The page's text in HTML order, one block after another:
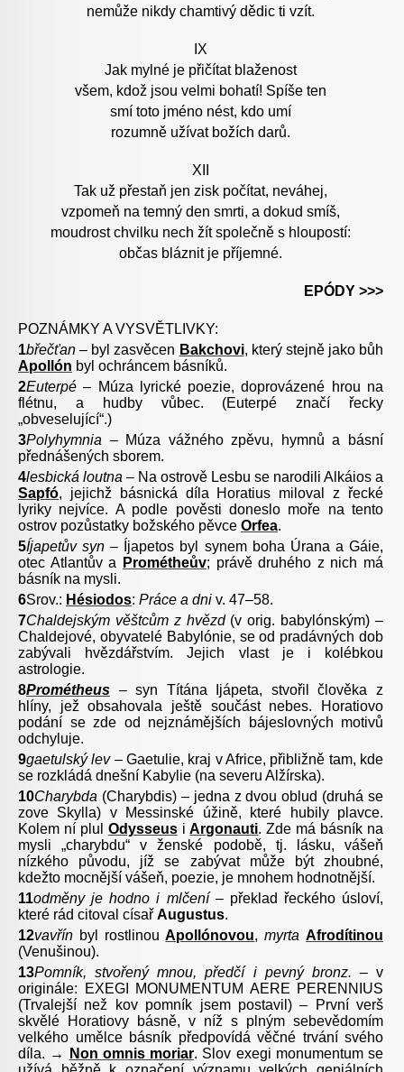
nemůže nikdy chamtivý dědic ti vzít.
IX
Jak mylné je přičítat blaženost
všem, kdož jsou velmi bohatí! Spíše ten
smí toto jméno nést, kdo umí
rozumně užívat božích darů.
XII
Tak už přestaň jen zisk počítat, neváhej,
vzpomeň na temný den smrti, a dokud smíš,
moudrost chvilku nech žít společně s hloupostí:
občas bláznit je příjemné.
EPÓDY >>>
POZNÁMKY A VYSVĚTLIVKY:
1břečťan – byl zasvěcen Bakchovi, který stejně jako bůh
Apollón byl ochráncem básníků.
2Euterpé – Múza lyrické poezie, doprovázené hrou na
flétnu, a hudby vůbec. (Euterpé značí řecky
„obveselující“.)
3Polyhymnia – Múza vážného zpěvu, hymnů a básní
přednášených sborem.
4lesbická loutna – Na ostrově Lesbu se narodili Alkáios a
Sapfó, jejichž básnická díla Horatius miloval z řecké
lyriky nejvíce. A podle pověsti doneslo moře na tento
ostrov pozůstatky božského pěvce Orfea.
5Íjapetův syn –
Íjapetos byl synem boha Úrana a Gáie,
otec Atlantův a
Prométheův; právě druhého z nich má
básník na mysli.
6Srov.: Hésiodos: Práce a dni v. 47–58.
7Chaldejským věštcům z hvězd (v orig. babylónským) –
Chaldejové, obyvatelé Babylónie, se od pradávných dob
zabývali hvězdářstvím. Jejich vlast je i kolébkou
astrologie.
8Prométheus –syn Títána Ijápeta, stvořil člověka z
hlíny, jež obsahovala ještě součást nebes. Horatiovo
podání se zde od nejznámějších bájeslovných motivů
odchyluje.
9gaetulský lev – Gaetulie, kraj v Africe, přibližně tam, kde
se rozkládá dnešní Kabylie (na severu Alžírska).
10Charybda (Charybdis)– jedna z dvou oblud (druhá se
zove Skylla) v Messinské úžině, které hubily plavce.
Kolem ní plul OdysseusiArgonauti. Zde má básník na
mysli „charybdu“ v ženské podobě, tj. lásku, vášeň
nízkého původu, jíž se zabývat může být zhoubné,
kdežto mocnější vášeň, poezie, je mnohem hodnotnější.
11odměny je hodno i mlčení – překlad řeckého úsloví,
které rád citoval císař Augustus.
12vavřín byl rostlinouApollónovou,myrtaAfrodítinou
(Venušinou).
13Pomník, stvořený mnou, předčí i pevný bronz. – v
originále: EXEGI MONUMENTUM AERE PERENNIUS
(Trvalejší než kov pomník jsem postavil) – První verš
skvělé Horatiovy básně, v níž s plným sebevědomím
velkého umělce básník předpovídá věčné trvání svého
díla. →
Non omnis moriar. Slov exegi monumentum se